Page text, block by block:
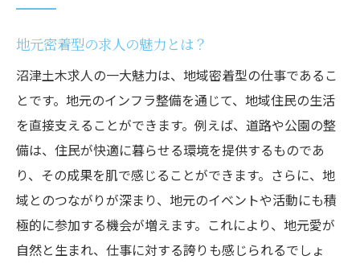
地元密着型の求人の魅力とは？
沼津土木求人の一大魅力は、地域密着型の仕事であるこ
とです。地元のインフラ整備を通じて、地域住民の生活
を直接支えることができます。例えば、道路や公園の整
備は、住民が快適に暮らせる環境を提供するものであ
り、その成果を肌で感じることができます。さらに、地
域とのつながりが深まり、地元のイベントや活動にも積
極的に参加する機会が増えます。これにより、地元愛が
自然と生まれ、仕事に対する誇りも感じられるでしょ